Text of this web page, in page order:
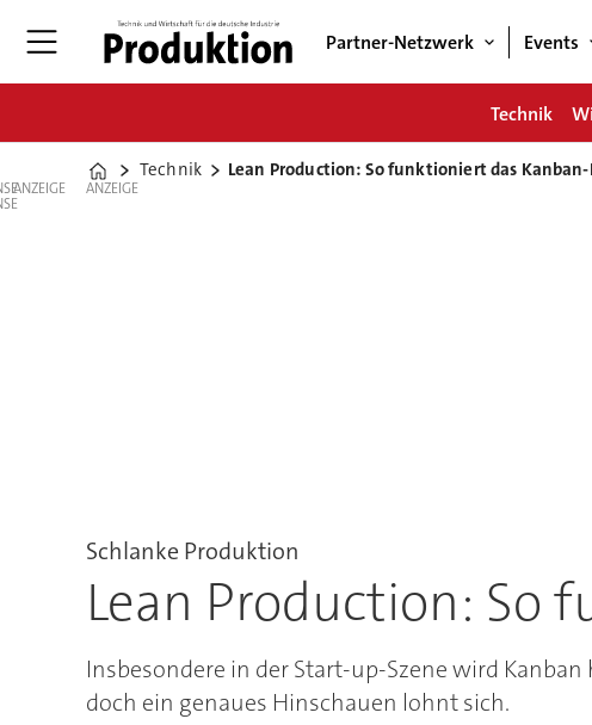
Partner-Netzwerk Events
Technik
Home
Technik Lean Production: So funktioniert das
ANZEIGE ANZEIGE
Schlanke Produktion
Lean Production: So
Insbesondere in der Start-up-Szene wird
doch ein genaues Hinschauen lohnt sich.